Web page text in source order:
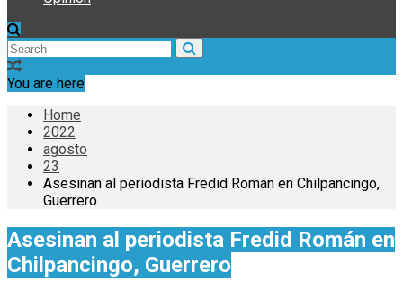
You are here
Home
2022
agosto
23
Asesinan al periodista Fredid Román en Chilpancingo,
Guerrero
Asesinan al periodista Fredid Román en
Chilpancingo, Guerrero